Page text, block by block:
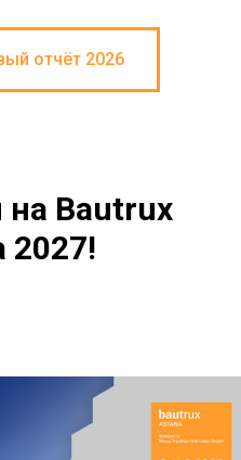
отчёт 2026
на Bautrux
2027!